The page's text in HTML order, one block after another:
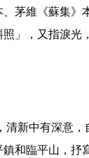
茅維《蘇集》
」，又指淚光
和臨平山，抒